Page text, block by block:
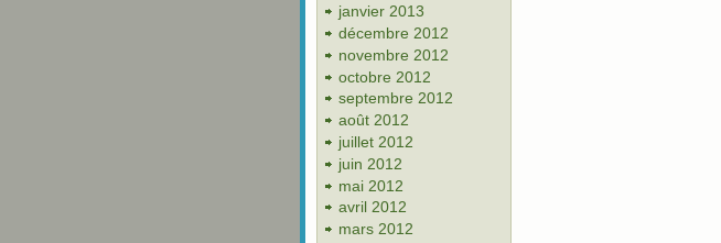
janvier 2013
décembre 2012
novembre 2012
octobre 2012
septembre 2012
août 2012
juillet 2012
juin 2012
mai 2012
avril 2012
mars 2012